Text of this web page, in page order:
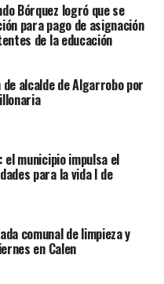
Bórquez logró que se
para pago de asignación
de la educación
alcalde de Algarrobo por
el municipio impulsa el
para la vida I de
comunal de limpieza y
en Calen